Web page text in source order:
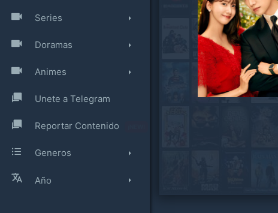
Series
Doramas
Animes
Unete a Telegram
Reportar Contenido
Generos
Año